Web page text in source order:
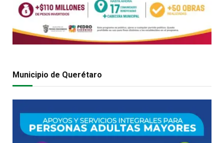
Municipio de Querétaro